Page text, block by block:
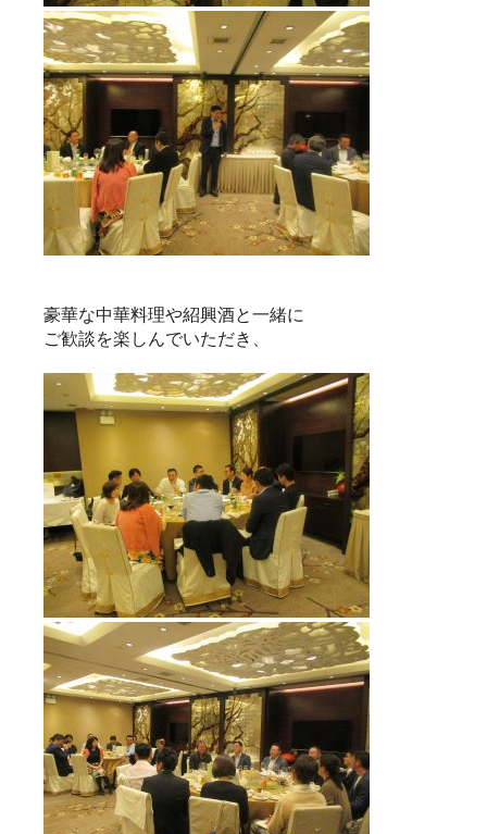
豪華な中華料理や紹興酒と一緒に
ご歓談を楽しんでいただき、